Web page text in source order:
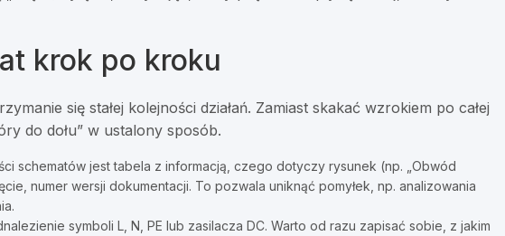
krok po kroku
się stałej kolejności działań. Zamiast skakać wzrokiem po całej
do dołu” w ustalony sposób.
schematów jest tabela z informacją, czego dotyczy rysunek (np. „Obwód
numer wersji dokumentacji. To pozwala uniknąć pomyłek, np. analizowania
symboli L, N, PE lub zasilacza DC. Warto od razu zapisać sobie, z jakim